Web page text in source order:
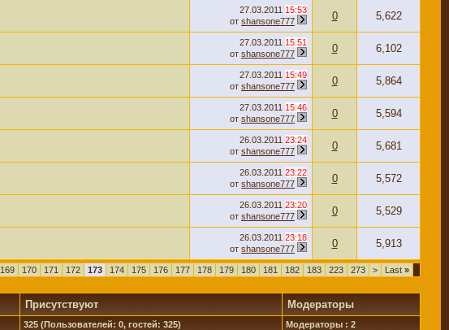
27.03.2011 15:53
от shansone777 0 5,622
27.03.2011 15:51
от shansone777 0 6,102
27.03.2011 15:49
от shansone777 0 5,864
27.03.2011 15:46
от shansone777 0 5,594
26.03.2011 23:24
от shansone777 0 5,681
26.03.2011 23:22
от shansone777 0 5,572
26.03.2011 23:20
от shansone777 0 5,529
26.03.2011 23:18
от shansone777 0 5,913
169 170 171 172 173 174 175 176 177 178 179 180 181 182 183 223 273 > Last »
Присутствуют Модераторы
325 (Пользователей: 0, гостей: 325) Модераторы : 2